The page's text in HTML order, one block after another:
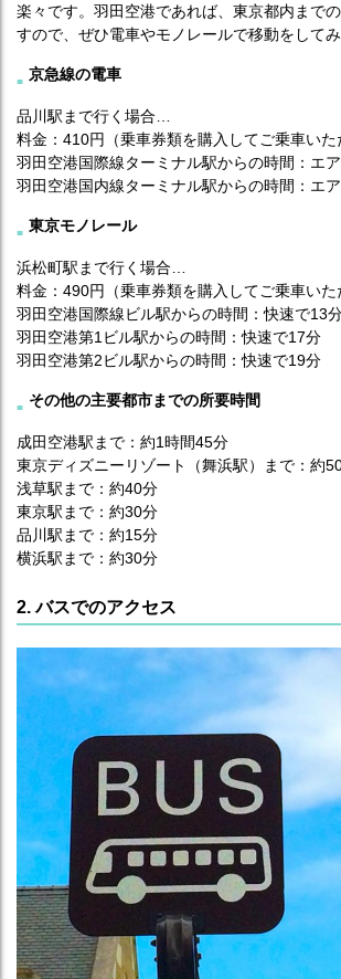
楽々です。羽田空港であれば、東京都内まで
すので、ぜひ電車やモノレールで移動をしてみ
京急線の電車
品川駅まで行く場合…
料金：410円（乗車券類を購入してご乗車いた
羽田空港国際線ターミナル駅からの時間：エ
羽田空港国内線ターミナル駅からの時間：エ
東京モノレール
浜松町駅まで行く場合…
料金：490円（乗車券類を購入してご乗車いた
羽田空港国際線ビル駅からの時間：快速で13
羽田空港第1ビル駅からの時間：快速で17分
羽田空港第2ビル駅からの時間：快速で19分
その他の主要都市までの所要時間
成田空港駅まで：約1時間45分
東京ディズニーリゾート（舞浜駅）まで：約
浅草駅まで：約40分
東京駅まで：約30分
品川駅まで：約15分
横浜駅まで：約30分
2. バスでのアクセス